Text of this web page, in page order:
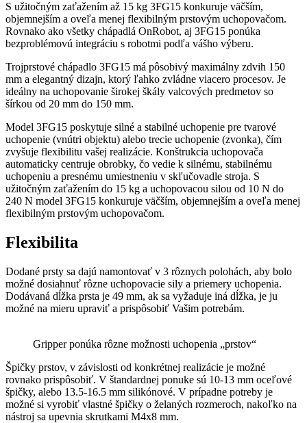
S užitočným zaťažením až 15 kg 3FG15 konkuruje väčším,
objemnejším a oveľa menej flexibilným prstovým uchopovačom.
Rovnako ako všetky chápadlá OnRobot, aj 3FG15 ponúka
bezproblémovú integráciu s robotmi podľa vášho výberu.
Trojprstové chápadlo 3FG15 má pôsobivý maximálny zdvih 150
mm a elegantný dizajn, ktorý ľahko zvládne viacero procesov. Je
ideálny na uchopovanie širokej škály valcových predmetov so
šírkou od 20 mm do 150 mm.
Model 3FG15 poskytuje silné a stabilné uchopenie pre tvarové
uchopenie (vnútri objektu) alebo trecie uchopenie (zvonka), čím
zvyšuje flexibilitu vašej realizácie. Konštrukcia uchopovača
automaticky centruje obrobky, čo vedie k silnému, stabilnému
uchopeniu a presnému umiestneniu v skľučovadle stroja. S
užitočným zaťažením do 15 kg a uchopovacou silou od 10 N do
240 N model 3FG15 konkuruje väčším, objemnejším a oveľa menej
flexibilným prstovým uchopovačom.
Flexibilita
Dodané prsty sa dajú namontovať v 3 rôznych polohách, aby bolo
možné dosiahnuť rôzne uchopovacie sily a priemery uchopenia.
Dodávaná dĺžka prsta je 49 mm, ak sa vyžaduje iná dĺžka, je ju
možné na mieru upraviť a prispôsobiť Vašim potrebám.
Gripper ponúka rôzne možnosti uchopenia „prstov“
Špičky prstov, v závislosti od konkrétnej realizácie je možné
rovnako prispôsobiť. V štandardnej ponuke sú 10-13 mm oceľové
špičky, alebo 13.5-16.5 mm silikónové. V prípadne potreby je
možné si vyrobiť vlastné špičky o želaných rozmeroch, nakoľko na
nástroj sa upevnia skrutkami M4x8 mm.